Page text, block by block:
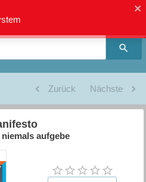
- Oberland - Suche
Zurück Nächste
aufgebe